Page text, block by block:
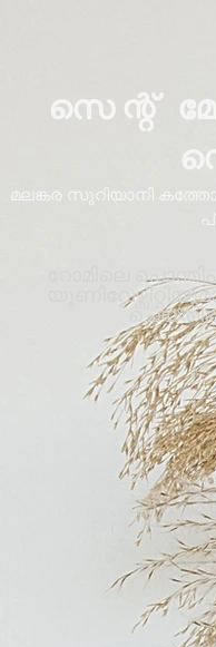
സെന്റ്
മലങ്കര സുറിയാനി
റോമിലെ